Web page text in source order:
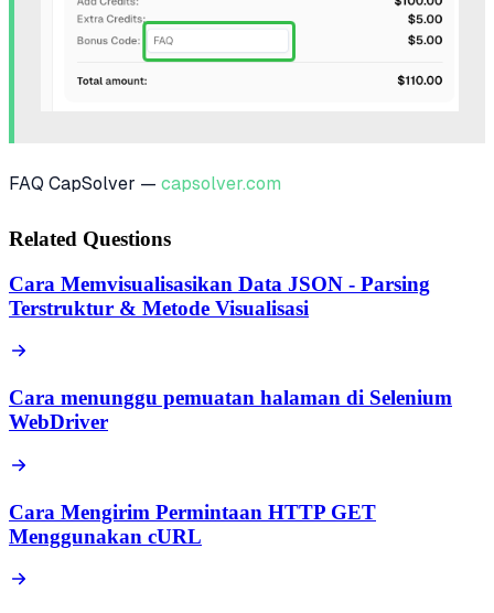
FAQ CapSolver — capsolver.com
Related Questions
Cara Memvisualisasikan Data JSON - Parsing
Terstruktur & Metode Visualisasi
Cara menunggu pemuatan halaman di Selenium
WebDriver
Cara Mengirim Permintaan HTTP GET
Menggunakan cURL